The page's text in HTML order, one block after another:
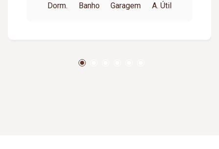
possui elevador.
Dorm.
Banho
Garagem
A. Útil